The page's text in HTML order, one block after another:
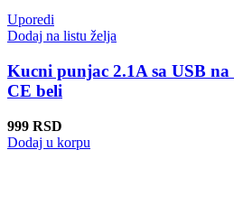
Uporedi
Dodaj na listu želja
Kucni punjac 2.1A sa USB
CE beli
999 RSD
Dodaj u korpu